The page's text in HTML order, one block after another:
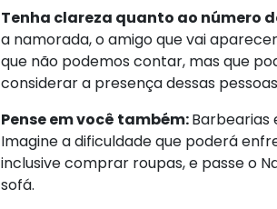
Tenha clareza quanto ao número
a namorada, o amigo que vai
que não podemos contar, mas que
considerar a presença dessas
Pense em você também:Barbearias
Imagine a dificuldade que poderá
inclusive comprar roupas, e passe o
sofá.